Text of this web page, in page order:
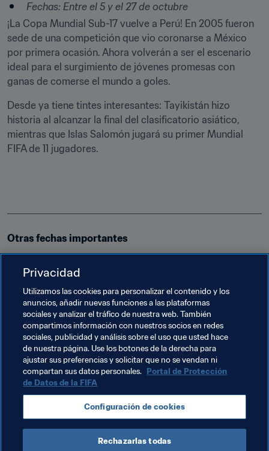
Fechas: Entre el 5 y el 27 de octubre
¡La Copa Mundial Sub-17 vuelve a Perú! En 2005 fueron
sede de una competición que vio coronarse a México
por primera ocasión. Ahora volverán a ser el escenario
ideal para el surgimiento de jóvenes promesas con
ganas de comerse el mundo a goles.
Desde ya tiene tintes interesantes: Tayikistán hizo
historia al alcanzar la final del clasificatorio asiático,
mientras que Islas Salomón jugará su primer Mundial
FIFA de 11 jugadores.
Otras fechas importantes
febrero)
Fase Final de la Liga de Naciones de la UEFA
(Portugal, 5 de junio - 9 de junio)
Copa América (Brasil, 14 de junio - 7 de julio)
Copa Africana de Naciones (15 de junio - 13 de julio)
Copa Oro de la CONCACAF (15 de junio - 7 de julio)
Temas relacionados
Poland France Peru
Privacidad
Utilizamos las cookies para personalizar el contenido y los
anuncios, añadir nuevas funciones a las plataformas
sociales y analizar el tráfico de nuestra web. También
compartimos información con nuestros socios en redes
sociales, publicidad y análisis sobre el uso que usted hace
de nuestra página. Use los botones de la derecha para
ajustar sus preferencias y solicitar que no se vendan ni
compartan sus datos personales. Portal de Protección
de Datos de la FIFA
Configuración de cookies
Rechazarlas todas